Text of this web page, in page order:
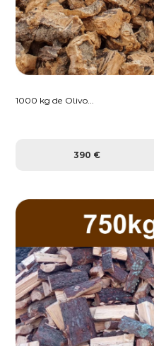
1000 kg de Olivo...
390 €